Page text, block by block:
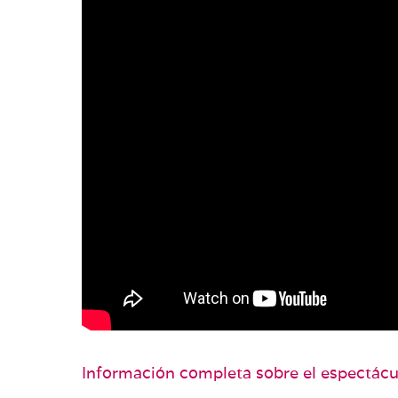
Información completa sobre el